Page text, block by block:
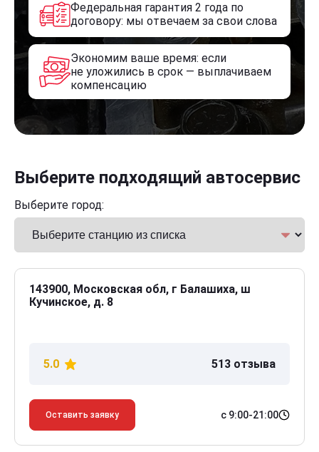
Федеральная гарантия 2 года по
договору: мы отвечаем за свои слова
Экономим ваше время: если
не уложились в срок — выплачиваем
компенсацию
Выберите подходящий автосервис
Выберите город:
143900, Московская обл, г Балашиха, ш
Кучинское, д. 8
5.0 513 отзыва
Оставить заявку с 9:00-21:00